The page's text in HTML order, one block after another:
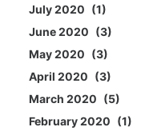
July 2020
1
June 2020
3
May 2020
3
April 2020
3
March 2020
5
February 2020
1